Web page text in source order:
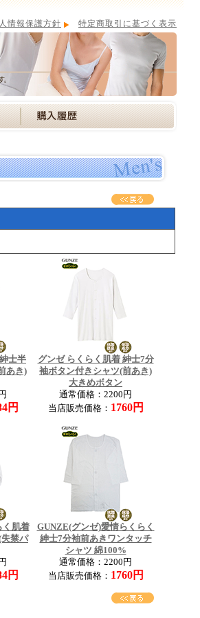
特定商取引に基づく表示
情報保護方針
士半
あき)
円
グンゼ らくらく肌着 紳士7分
袖ボタン付きシャツ(前あき)
大きめボタン
通常価格：2200円
当店販売価格： 1760円
く肌着
禁パ
円
GUNZE(グンゼ)愛情らくらく
紳士7分袖前あきワンタッチ
シャツ 綿100%
通常価格：2200円
当店販売価格： 1760円